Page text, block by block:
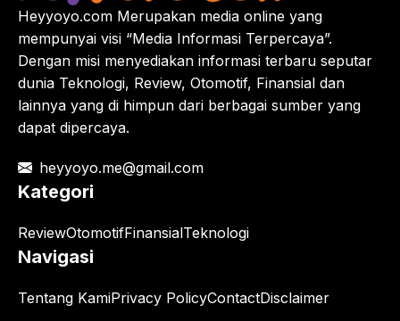
Heyyoyo.com Merupakan media online yang
mempunyai visi “Media Informasi Terpercaya”.
Dengan misi menyediakan informasi terbaru seputar
dunia Teknologi, Review, Otomotif, Finansial dan
lainnya yang di himpun dari berbagai sumber yang
dapat dipercaya.
heyyoyo.me@gmail.com
Kategori
ReviewOtomotifFinansialTeknologi
Navigasi
Tentang KamiPrivacy PolicyContactDisclaimer